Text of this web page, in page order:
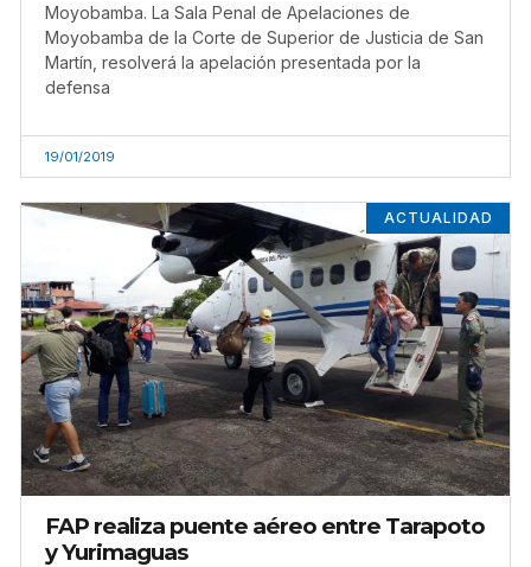
Moyobamba. La Sala Penal de Apelaciones de
Moyobamba de la Corte de Superior de Justicia de San
Martín, resolverá la apelación presentada por la
defensa
19/01/2019
ACTUALIDAD
FAP realiza puente aéreo entre Tarapoto
y Yurimaguas